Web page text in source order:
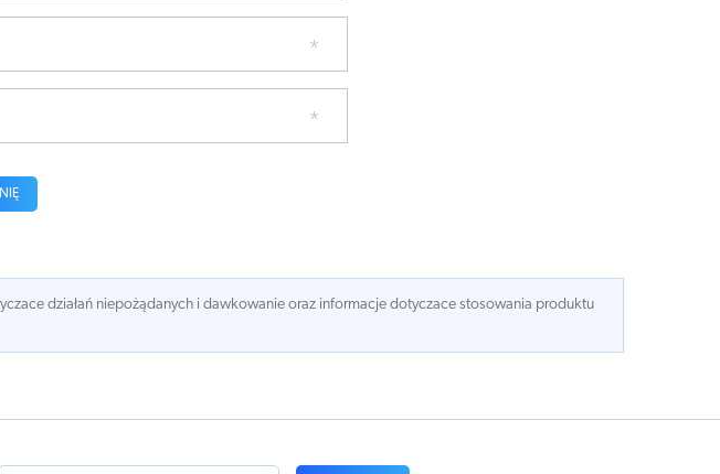
działań niepożądanych i dawkowanie oraz informacje dotyczace stosowania produktu